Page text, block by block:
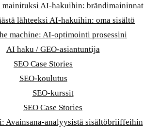
AI-hakuihin: brändimaininnat
lähteeksi AI-hakuihin: oma sisältö
machine: AI-optimointi prosessini
AI haku / GEO-asiantuntija
SEO Case Stories
SEO-koulutus
SEO-kurssit
SEO Case Stories
Avainsana-analyysistä sisältöbriiffeihin